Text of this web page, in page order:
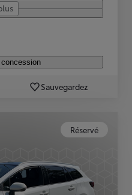
Sauvegardez
Réservé